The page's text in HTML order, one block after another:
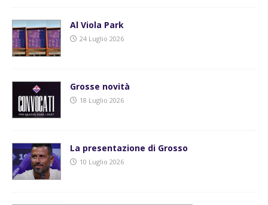
Al Viola Park
24 Luglio 2026
Grosse novità
18 Luglio 2026
La presentazione di Grosso
10 Luglio 2026